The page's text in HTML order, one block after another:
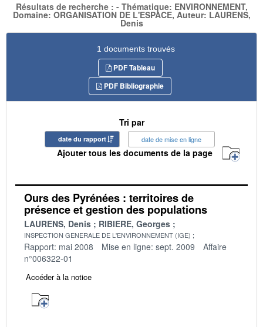
Résultats de recherche : - Thématique: ENVIRONNEMENT,
Domaine: ORGANISATION DE L'ESPACE, Auteur: LAURENS,
Denis
1 documents trouvés
PDF Tableau
PDF Bibliographie
Tri par
date du rapport date de mise en ligne
Ajouter tous les documents de la page
Ours des Pyrénées : territoires de
présence et gestion des populations
LAURENS, Denis RIBIERE, Georges
INSPECTION GENERALE DE L'ENVIRONNEMENT (IGE)
Rapport: mai 2008 Mise en ligne: sept. 2009
Affaire
n°006322-01
Accéder à la notice